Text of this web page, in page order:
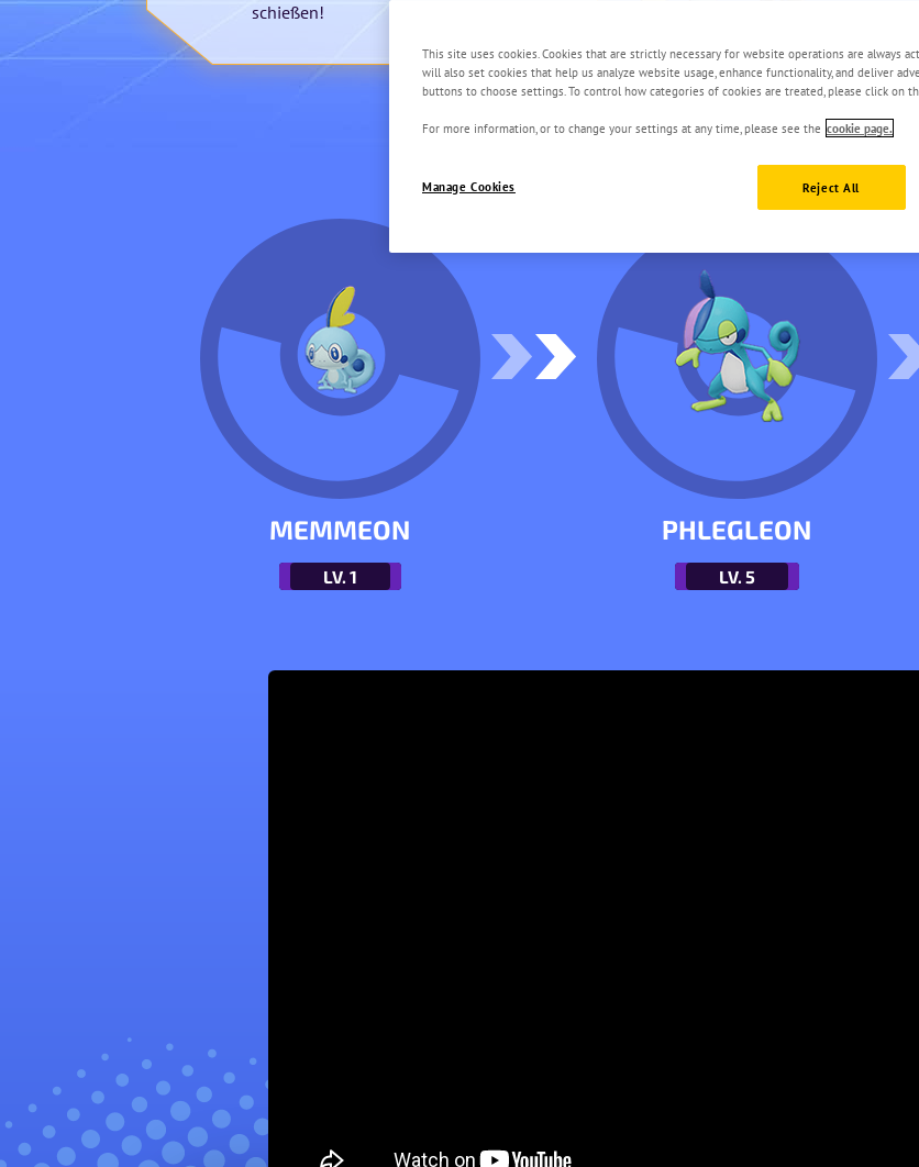
schießen!
MEMMEON
LV. 1
PHLEGLEON
LV. 5
This site uses cookies. Cookies that are strictly necessary for website operations are always
will also set cookies that help us analyze website usage, enhance functionality, and deliver
buttons to choose settings. To control how categories of cookies are treated, please click on
For more information, or to change your settings at any time, please see the cookie page.
Manage Cookies Reject All